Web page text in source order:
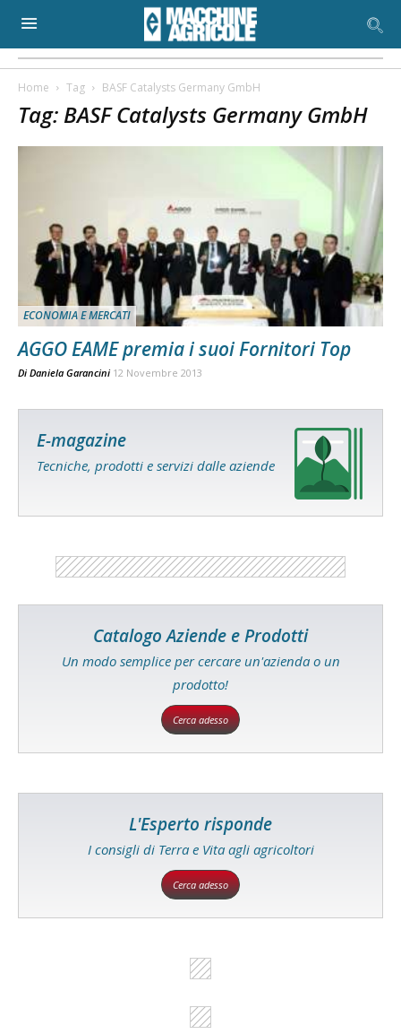
Home Tag BASF Catalysts Germany GmbH
Tag: BASF Catalysts Germany GmbH
ECONOMIA E MERCATI
AGGO EAME premia i suoi Fornitori Top
Di Daniela Garancini 12 Novembre 2013
E-magazine
Tecniche, prodotti e servizi dalle aziende
Catalogo Aziende e Prodotti
Un modo semplice per cercare un'azienda o un
prodotto!
Cerca adesso
L'Esperto risponde
I consigli di Terra e Vita agli agricoltori
Cerca adesso